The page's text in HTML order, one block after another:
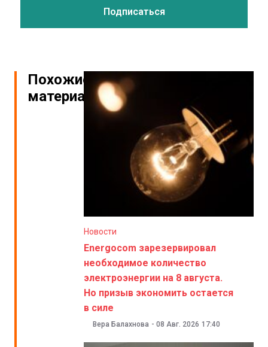
Похожие
материалы
Новости
Energocom зарезервировал
необходимое количество
электроэнергии на 8 августа.
Но призыв экономить остается
в силе
Вера Балахнова - 08 Авг. 2026 17:40